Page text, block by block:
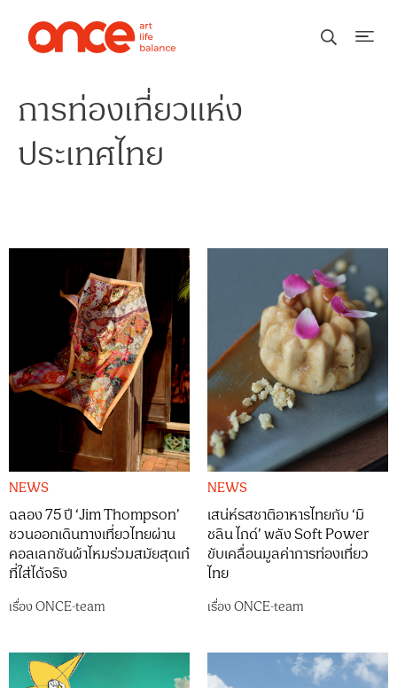
การท่องเที่ยวแห่ง
ประเทศไทย
NEWS
ฉลอง 75 ปี ‘Jim Thompson’
ชวนออกเดินทางเที่ยวไทยผ่าน
คอลเลกชันผ้าไหมร่วมสมัยสุดเก๋
ที่ใส่ได้จริง
เรื่องONCE-team
NEWS
เสน่ห์รสชาติอาหารไทยกับ ‘มิ
ชลิน ไกด์’ พลัง Soft Power
ขับเคลื่อนมูลค่าการท่องเที่ยว
ไทย
เรื่องONCE-team